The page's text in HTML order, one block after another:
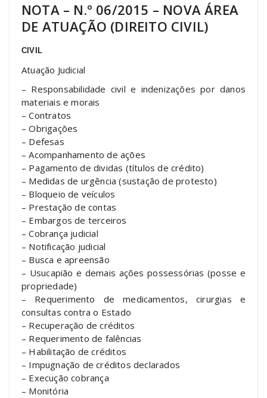
NOTA – N.º 06/2015 – NOVA ÁREA
DE ATUAÇÃO (DIREITO CIVIL)
CIVIL
Atuação Judicial
– Responsabilidade civil e indenizações por danos
materiais e morais
– Contratos
– Obrigações
– Defesas
– Acompanhamento de ações
– Pagamento de dividas (títulos de crédito)
– Medidas de urgência (sustação de protesto)
– Bloqueio de veículos
– Prestação de contas
– Embargos de terceiros
– Cobrança judicial
– Notificação judicial
– Busca e apreensão
– Usucapião e demais ações possessórias (posse e
propriedade)
– Requerimento de medicamentos, cirurgias e
consultas contra o Estado
– Recuperação de créditos
– Requerimento de falências
– Habilitação de créditos
– Impugnação de créditos declarados
– Execução cobrança
– Monitória